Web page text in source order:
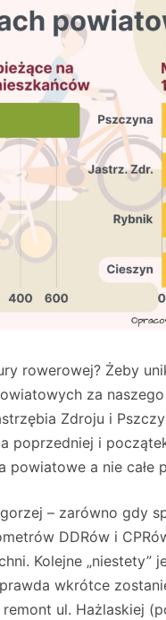
rowerowej? Żeby
za
Zdroju i
poprzedniej i
powiatowe a nie całe
– zarówno gdy
DDRów i
Kolejne „niestety”
wkrótce
ul. Hażlaskiej